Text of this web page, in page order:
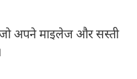
अपने माइलेज और सस्ती